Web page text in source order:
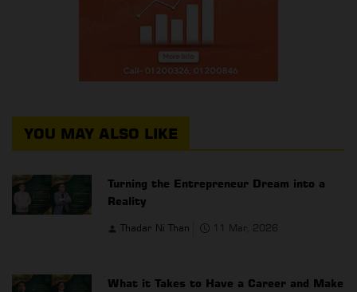
YOU MAY ALSO LIKE
Turning the Entrepreneur Dream into a
Reality
Thadar Ni Than 11 Mar, 2026
What it Takes to Have a Career and Make